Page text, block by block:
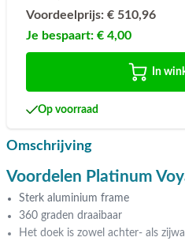
Voordeelprijs: € 510,96
Je bespaart: € 4,00
In
Op voorraad
Omschrijving
Voordelen Platinum
Sterk aluminium frame
360 graden draaibaar
Het doek is zowel achter- als